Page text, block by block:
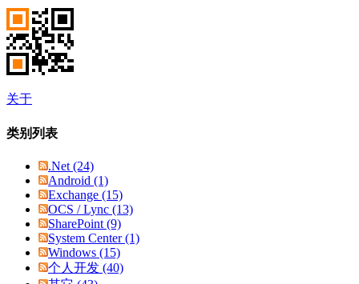
关于
类别列表
.Net (24)
Android (1)
Exchange (15)
OCS / Lync (13)
SharePoint (9)
System Center (1)
Windows (15)
个人开发 (40)